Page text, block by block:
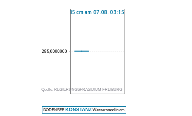
Quelle: REGIERUNGSPRÄSIDIUM FREIBURG
BODENSEE KONSTANZWasserstand in cm